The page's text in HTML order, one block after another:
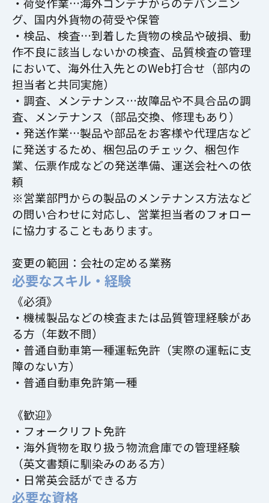
グ、国内外貨物の荷受や保管
・検品、検査…到着した貨物の検品や破損、動
作不良に該当しないかの検査、品質検査の管理
において、海外仕入先とのWeb打合せ（部内の
担当者と共同実施）
・調査、メンテナンス…故障品や不具合品の調
査、メンテナンス（部品交換、修理もあり）
・発送作業…製品や部品をお客様や代理店など
に発送するため、梱包品のチェック、梱包作
業、伝票作成などの発送準備、運送会社への依
頼
※営業部門からの製品のメンテナンス方法など
の問い合わせに対応し、営業担当者のフォロー
に協力することもあります。
変更の範囲：会社の定める業務
必要なスキル・経験
《必須》
・機械製品などの検査または品質管理経験があ
る方（年数不問）
・普通自動車第一種運転免許（実際の運転に支
障のない方）
・普通自動車免許第一種
《歓迎》
・フォークリフト免許
・海外貨物を取り扱う物流倉庫での管理経験
（英文書類に馴染みのある方）
・日常英会話ができる方
必要な資格